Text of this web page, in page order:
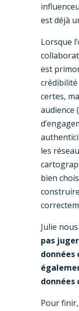
est déjà
Lorsque
est
crédibilité
certes,
audience
les
bien
Julie
pas
Pour